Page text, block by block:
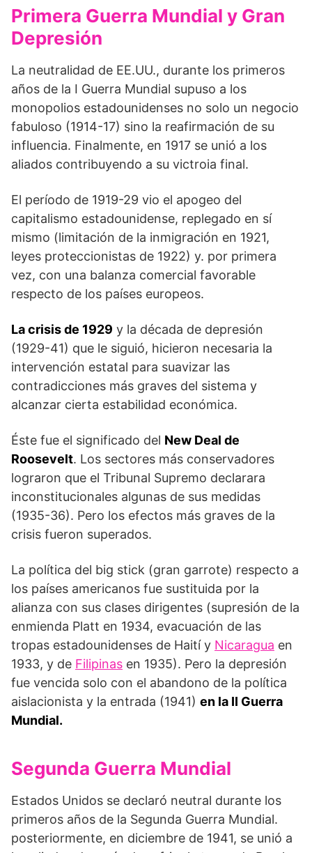
Primera Guerra Mundial y Gran
Depresión
La neutralidad de EE.UU., durante los primeros
años de la I Guerra Mundial supuso a los
monopolios estadounidenses no solo un negocio
fabuloso (1914-17) sino la reafirmación de su
influencia. Finalmente, en 1917 se unió a los
aliados contribuyendo a su victroia final.
El período de 1919-29 vio el apogeo del
capitalismo estadounidense, replegado en sí
mismo (limitación de la inmigración en 1921,
leyes proteccionistas de 1922) y. por primera
vez, con una balanza comercial favorable
respecto de los países europeos.
La crisis de 1929 y la década de depresión
(1929-41) que le siguió, hicieron necesaria la
intervención estatal para suavizar las
contradicciones más graves del sistema y
alcanzar cierta estabilidad económica.
Éste fue el significado del New Deal de
Roosevelt. Los sectores más conservadores
lograron que el Tribunal Supremo declarara
inconstitucionales algunas de sus medidas
(1935-36). Pero los efectos más graves de la
crisis fueron superados.
La política del big stick (gran garrote) respecto a
los países americanos fue sustituida por la
alianza con sus clases dirigentes (supresión de la
enmienda Platt en 1934, evacuación de las
tropas estadounidenses de Haití y Nicaragua en
1933, y de Filipinas en 1935). Pero la depresión
fue vencida solo con el abandono de la política
aislacionista y la entrada (1941) en la II Guerra
Mundial.
Segunda Guerra Mundial
Estados Unidos se declaró neutral durante los
primeros años de la Segunda Guerra Mundial.
posteriormente, en diciembre de 1941, se unió a